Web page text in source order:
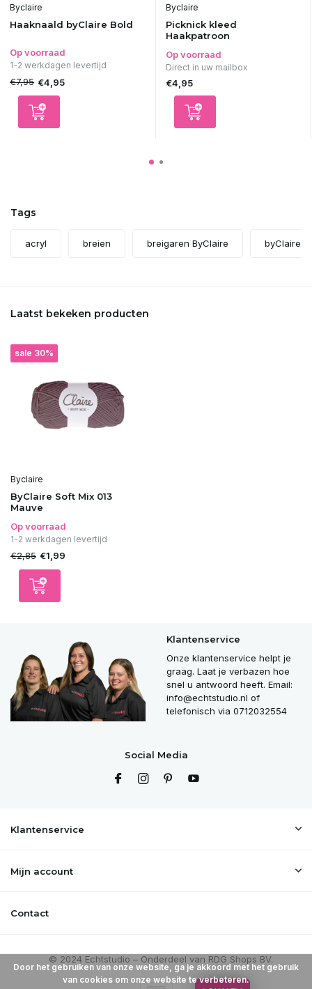
Byclaire
Haaknaald byClaire Bold
Op voorraad
1-2 werkdagen levertijd
€7,95 €4,95
Byclaire
Picknick kleed
Haakpatroon
Op voorraad
Direct in uw mailbox
€4,95
Tags
acryl breien breigaren ByClaire byClaire
Laatst bekeken producten
sale 30%
Byclaire
ByClaire Soft Mix 013
Mauve
Op voorraad
1-2 werkdagen levertijd
€2,85 €1,99
Klantenservice
Onze klantenservice helpt je
graag. Laat je verbazen hoe
snel u antwoord heeft. Email:
info@echtstudio.nl of
telefonisch via 0712032554
Social Media
Klantenservice
Mijn account
Contact
Door het gebruiken van onze website, ga je akkoord met het gebruik
van cookies om onze website te verbeteren.